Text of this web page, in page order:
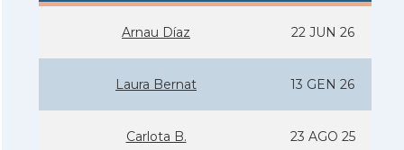
Arnau Díaz 22 JUN 26
Laura Bernat 13 GEN 26
Carlota B. 23 AGO 25